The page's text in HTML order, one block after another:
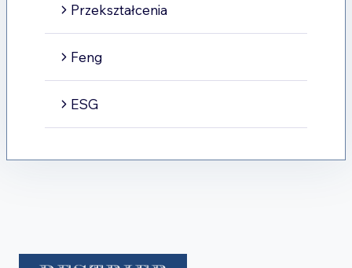
Przekształcenia
Feng
ESG